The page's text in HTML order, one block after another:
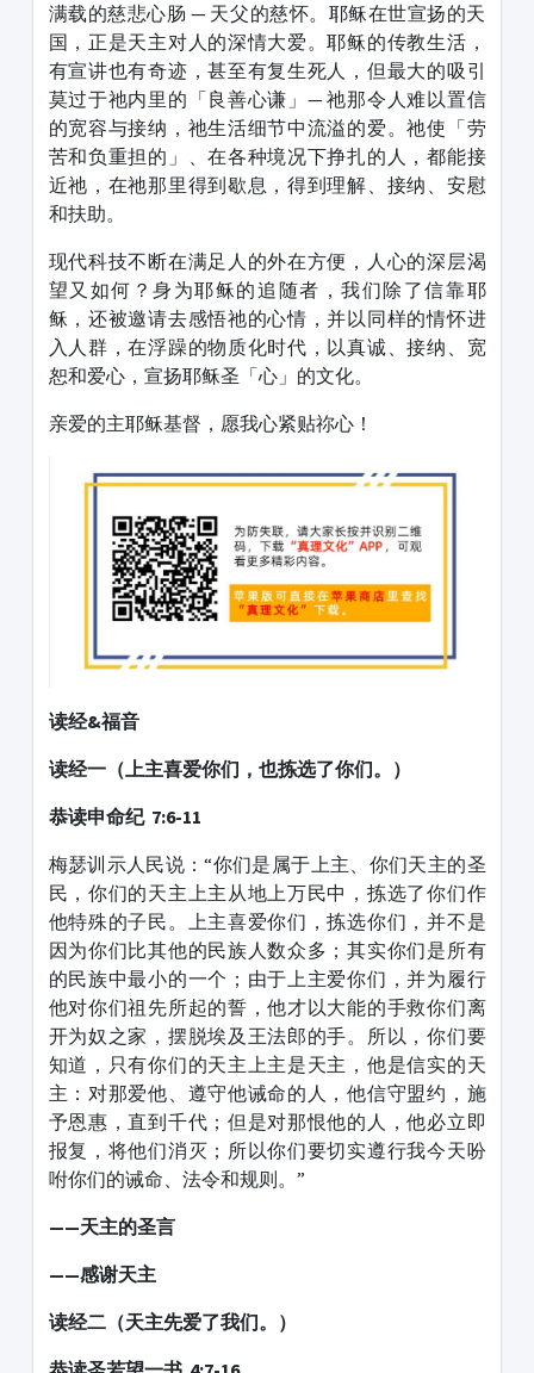
满载的慈悲心肠 — 天父的慈怀。耶稣在世宣扬的天
国，正是天主对人的深情大爱。耶稣的传教生活，
有宣讲也有奇迹，甚至有复生死人，但最大的吸引
莫过于祂内里的「良善心谦」— 祂那令人难以置信
的宽容与接纳，祂生活细节中流溢的爱。祂使「劳
苦和负重担的」、在各种境况下挣扎的人，都能接
近祂，在祂那里得到歇息，得到理解、接纳、安慰
和扶助。
现代科技不断在满足人的外在方便，人心的深层渴
望又如何？身为耶稣的追随者，我们除了信靠耶
稣，还被邀请去感悟祂的心情，并以同样的情怀进
入人群，在浮躁的物质化时代，以真诚、接纳、宽
恕和爱心，宣扬耶稣圣「心」的文化。
亲爱的主耶稣基督，愿我心紧贴祢心！
读经&福音
读经一（上主喜爱你们，也拣选了你们。）
恭读申命纪 7:6-11
梅瑟训示人民说：“你们是属于上主、你们天主的圣
民，你们的天主上主从地上万民中，拣选了你们作
他特殊的子民。上主喜爱你们，拣选你们，并不是
因为你们比其他的民族人数众多；其实你们是所有
的民族中最小的一个；由于上主爱你们，并为履行
他对你们祖先所起的誓，他才以大能的手救你们离
开为奴之家，摆脱埃及王法郎的手。所以，你们要
知道，只有你们的天主上主是天主，他是信实的天
主：对那爱他、遵守他诫命的人，他信守盟约，施
予恩惠，直到千代；但是对那恨他的人，他必立即
报复，将他们消灭；所以你们要切实遵行我今天吩
咐你们的诫命、法令和规则。”
——天主的圣言
——感谢天主
读经二（天主先爱了我们。）